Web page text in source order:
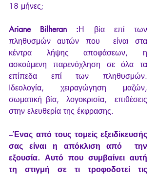
18 μήνες;
Ariane Bilheran :Η βία επί των
πληθυσμών αυτών που  είναι στα
κέντρα λήψης αποφάσεων, η
ασκούμενη παρενόχληση σε όλα τα
επίπεδα επί των πληθυσμών.
Ιδεολογία, χειραγώγηση μαζών,
σωματική βία,  λογοκρισία,  επιθέσεις
στην ελευθερία της έκφρασης.
–Ένας από τους τομείς εξειδίκευσής
σας είναι η απόκλιση από  την
εξουσία. Αυτό που συμβαίνει αυτή
τη στιγμή σε τι τροφοδοτεί τις